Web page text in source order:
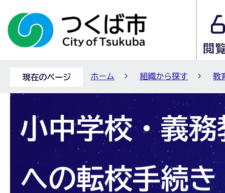
現在のページ ホーム 組織から探す 教
小中学校・義務
への転校手続き